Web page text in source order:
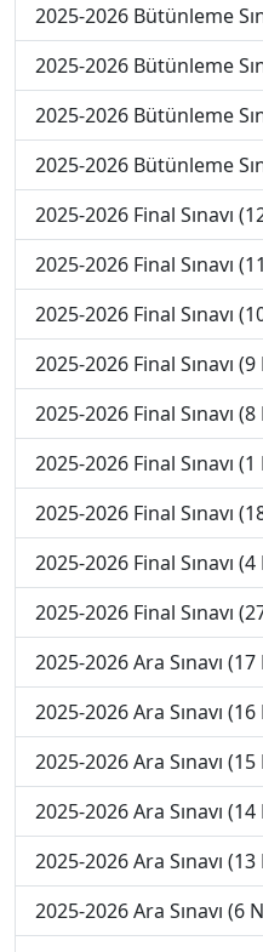
2025-2026 Bütünleme
2025-2026 Bütünleme
2025-2026 Bütünleme
2025-2026 Bütünleme
2025-2026 Final Sınavı
2025-2026 Final Sınavı
2025-2026 Final Sınavı
2025-2026 Final Sınavı
2025-2026 Final Sınavı
2025-2026 Final Sınavı
2025-2026 Final Sınavı
2025-2026 Final Sınavı (4
2025-2026 Final Sınavı
2025-2026 Ara Sınavı
2025-2026 Ara Sınavı
2025-2026 Ara Sınavı
2025-2026 Ara Sınavı
2025-2026 Ara Sınavı
2025-2026 Ara Sınavı (6